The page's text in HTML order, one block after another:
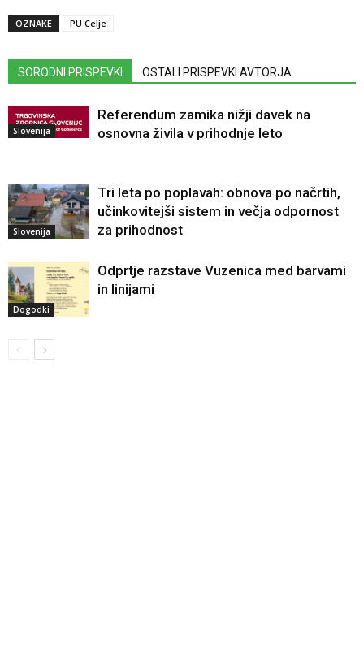
OZNAKE PU Celje
SORODNI PRISPEVKI OSTALI PRISPEVKI AVTORJA
Slovenija
Referendum zamika nižji davek na
osnovna živila v prihodnje leto
Slovenija
Tri leta po poplavah: obnova po načrtih,
učinkovitejši sistem in večja odpornost
za prihodnost
Dogodki
Odprtje razstave Vuzenica med barvami
in linijami